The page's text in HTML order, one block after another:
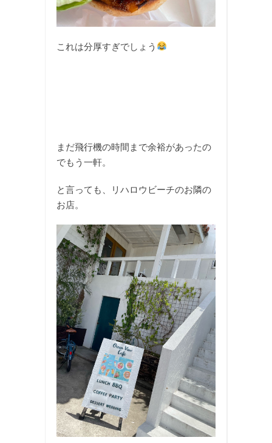
これは分厚すぎでしょう
まだ飛行機の時間まで余裕があったの
でもう一軒。
と言っても、リハロウビーチのお隣の
お店。